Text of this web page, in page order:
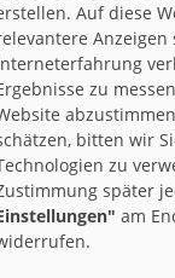
Auf diese
zu
bitten wir
zu
später
am